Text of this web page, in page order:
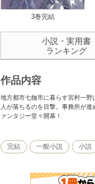
3巻完結
小説・実用書
ランキング
作品内容
地方都市七枷市に暮らす宮村一
人が落ちるのを目撃。事務所が
ァンタジー堂々開幕！
完結 一般小説 小説